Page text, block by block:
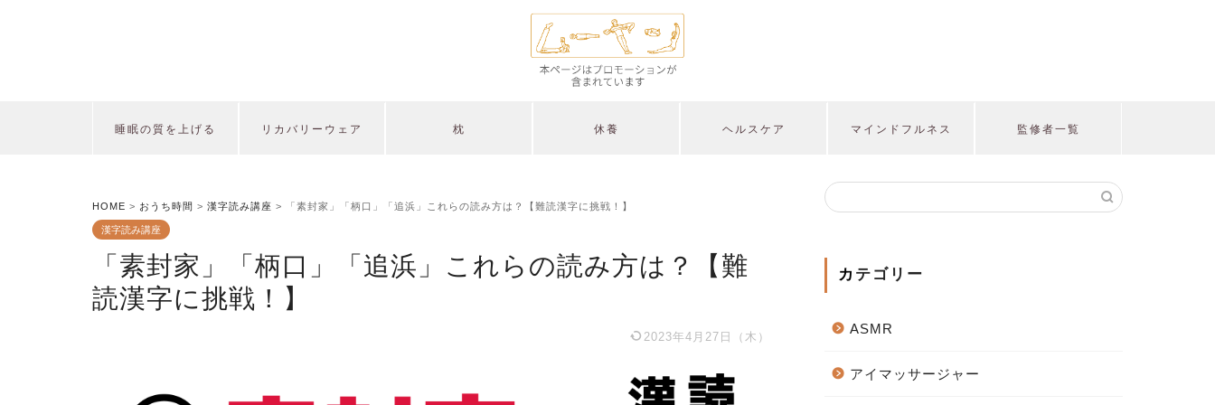
睡眠の質を上げる リカバリーウェア 枕 休養 ヘルスケア マインドフルネス 監修者一覧
HOME > おうち時間 > 漢字読み講座 > 「素封家」「柄口」「追浜」これらの読み方は？【難読漢字に挑戦！】
漢字読み講座
「素封家」「柄口」「追浜」これらの読み方は？【難
読漢字に挑戦！】
2023年4月27日（木）
カテゴリー
ASMR
アイマッサージャー